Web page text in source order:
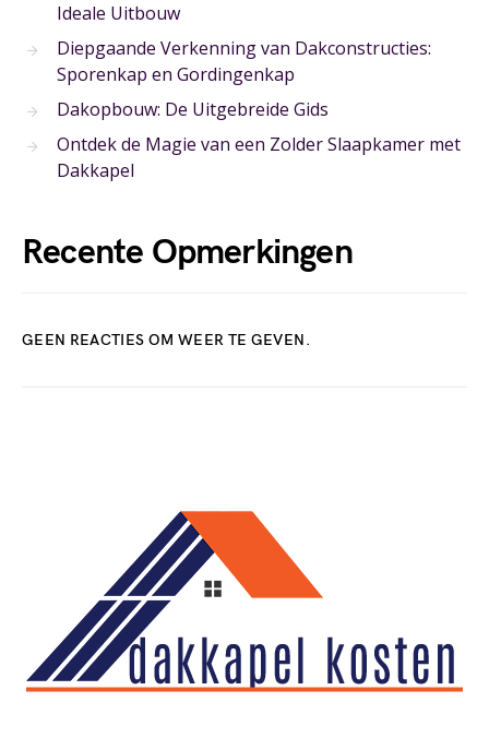
Ideale Uitbouw
Diepgaande Verkenning van Dakconstructies:
Sporenkap en Gordingenkap
Dakopbouw: De Uitgebreide Gids
Ontdek de Magie van een Zolder Slaapkamer met
Dakkapel
Recente Opmerkingen
GEEN REACTIES OM WEER TE GEVEN.